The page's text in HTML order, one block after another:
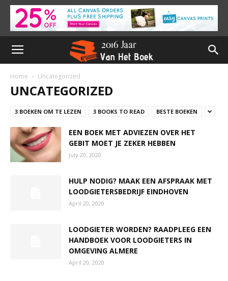
Home Uncategorized
UNCATEGORIZED
3 BOEKEN OM TE LEZEN 3 BOOKS TO READ BESTE BOEKEN
EEN BOEK MET ADVIEZEN OVER HET
GEBIT MOET JE ZEKER HEBBEN
July 20, 2020
HULP NODIG? MAAK EEN AFSPRAAK MET
LOODGIETERSBEDRIJF EINDHOVEN
April 20, 2020
LOODGIETER WORDEN? RAADPLEEG EEN
HANDBOEK VOOR LOODGIETERS IN
OMGEVING ALMERE
April 20, 2020